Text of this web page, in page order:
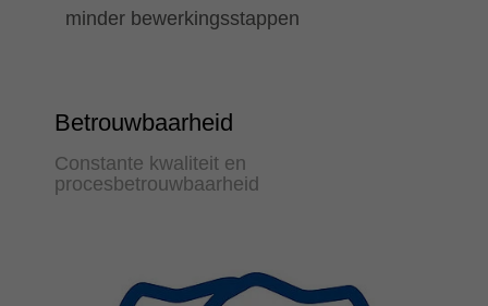
minder bewerkingsstappen
Betrouwbaarheid
Constante kwaliteit en
procesbetrouwbaarheid